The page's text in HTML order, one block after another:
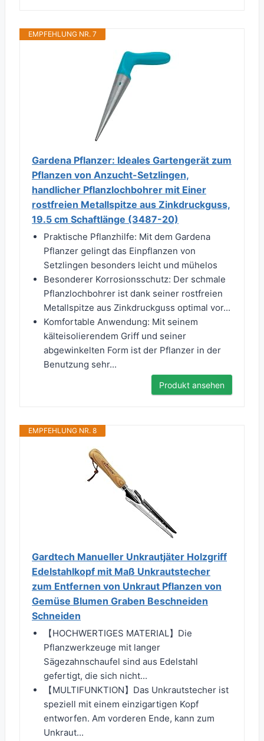
EMPFEHLUNG NR. 7
Gardena Pflanzer: Ideales Gartengerät zum
Pflanzen von Anzucht-Setzlingen,
handlicher Pflanzlochbohrer mit Einer
rostfreien Metallspitze aus Zinkdruckguss,
19.5 cm Schaftlänge (3487-20)
Praktische Pflanzhilfe: Mit dem Gardena
Pflanzer gelingt das Einpflanzen von
Setzlingen besonders leicht und mühelos
Besonderer Korrosionsschutz: Der schmale
Pflanzlochbohrer ist dank seiner rostfreien
Metallspitze aus Zinkdruckguss optimal vor...
Komfortable Anwendung: Mit seinem
kälteisolierendem Griff und seiner
abgewinkelten Form ist der Pflanzer in der
Benutzung sehr...
Produkt ansehen
EMPFEHLUNG NR. 8
Gardtech Manueller Unkrautjäter Holzgriff
Edelstahlkopf mit Maß Unkrautstecher
zum Entfernen von Unkraut Pflanzen von
Gemüse Blumen Graben Beschneiden
Schneiden
【HOCHWERTIGES MATERIAL】Die
Pflanzwerkzeuge mit langer
Sägezahnschaufel sind aus Edelstahl
gefertigt, die sich nicht...
【MULTIFUNKTION】Das Unkrautstecher ist
speziell mit einem einzigartigen Kopf
entworfen. Am vorderen Ende, kann zum
Unkraut...